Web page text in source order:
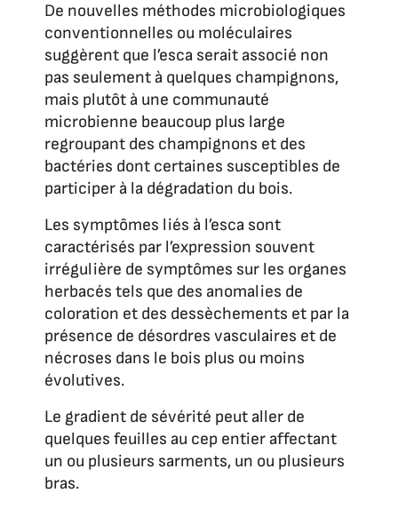
De nouvelles méthodes microbiologiques
conventionnelles ou moléculaires
suggèrent que l’esca serait associé non
pas seulement à quelques champignons,
mais plutôt à une communauté
microbienne beaucoup plus large
regroupant des champignons et des
bactéries dont certaines susceptibles de
participer à la dégradation du bois.
Les symptômes liés à l’esca sont
caractérisés par l’expression souvent
irrégulière de symptômes sur les organes
herbacés tels que des anomalies de
coloration et des dessèchements et par la
présence de désordres vasculaires et de
nécroses dans le bois plus ou moins
évolutives.
Le gradient de sévérité peut aller de
quelques feuilles au cep entier affectant
un ou plusieurs sarments, un ou plusieurs
bras.